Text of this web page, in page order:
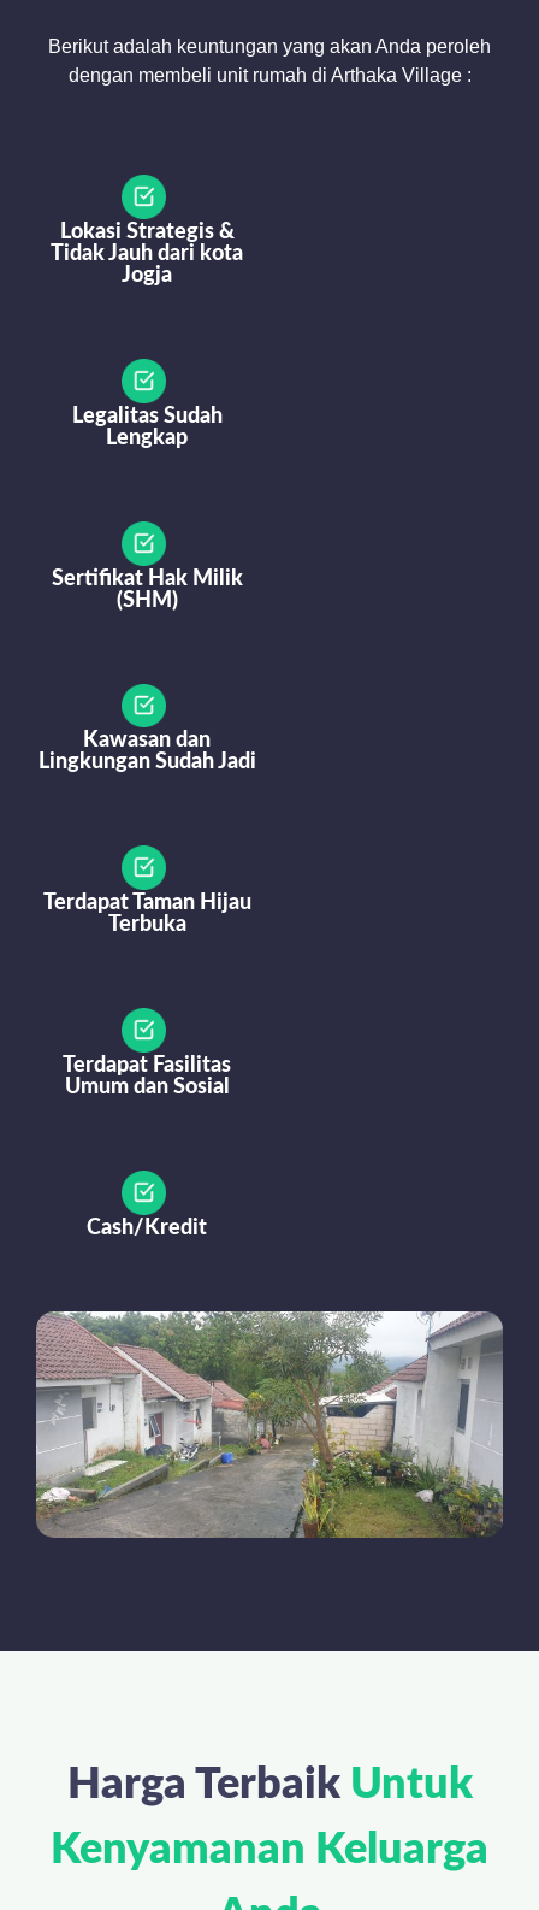
Berikut adalah keuntungan yang akan Anda peroleh
dengan membeli unit rumah di Arthaka Village :
Lokasi Strategis &
Tidak Jauh dari kota
Jogja
Legalitas Sudah
Lengkap
Sertifikat Hak Milik
(SHM)
Kawasan dan
Lingkungan Sudah Jadi
Terdapat Taman Hijau
Terbuka
Terdapat Fasilitas
Umum dan Sosial
Cash/Kredit
Harga Terbaik Untuk
Kenyamanan Keluarga